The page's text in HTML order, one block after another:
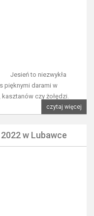
Jesień to niezwykła
pięknymi darami w
czy żołędzi.
czytaj więcej
w Lubawce